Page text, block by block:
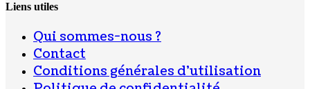
Liens utiles
Qui sommes-nous ?
Contact
Conditions générales d’utilisation